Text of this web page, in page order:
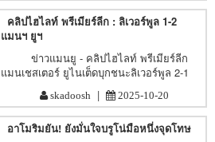
คลิปไฮไลท์ พรีเมียร์ลีก : ลิเวอร์พูล 1-2
แมนฯ ยูฯ
ข่าวแมนยู - คลิปไฮไลท์ พรีเมียร์ลีก
แมนเชสเตอร์ ยูไนเต็ดบุกชนะลิเวอร์พูล 2-1
skadoosh | 2025-10-20
อาโมริมยัน! ยังมั่นใจบรูโน่มือหนึ่งจุดโทษ